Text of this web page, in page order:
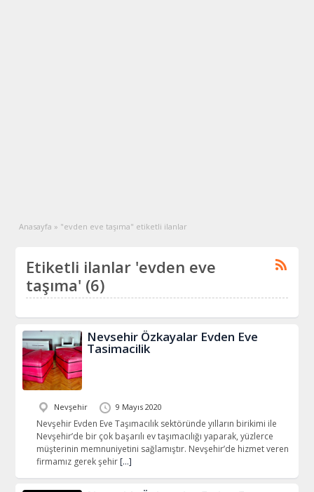
Anasayfa » "evden eve taşıma" etiketli ilanlar
Etiketli ilanlar 'evden eve
taşıma' (6)
Nevsehir Özkayalar Evden Eve
Tasimacilik
Nevşehir 9 Mayıs 2020
Nevşehir Evden Eve Taşımacılık sektöründe yılların birikimi ile
Nevşehir’de bir çok başarılı ev taşımacılığı yaparak, yüzlerce
müşterinin memnuniyetini sağlamıştır. Nevşehir’de hizmet veren
firmamız gerek şehir […]